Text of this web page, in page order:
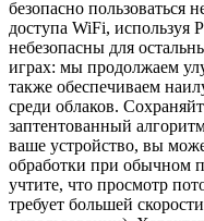
безопасно
доступа WiFi, используя
небезопасны для
играх: мы продолжаем
также обеспечиваем
среди облаков.
заптентованный
ваше устройство, вы
обработки при обычном
учтите, что просмотр
требует большей